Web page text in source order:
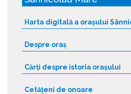
Harta digitală a orașului
Despre oraș
Cărți despre istoria orașului
Cetățeni de onoare